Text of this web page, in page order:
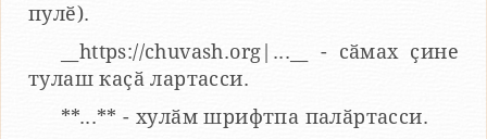
пулӗ).
__https://chuvash.org|...__ - сӑмах ҫине
тулаш каҫӑ лартасси.
**...** - хулӑм шрифтпа палӑртасси.